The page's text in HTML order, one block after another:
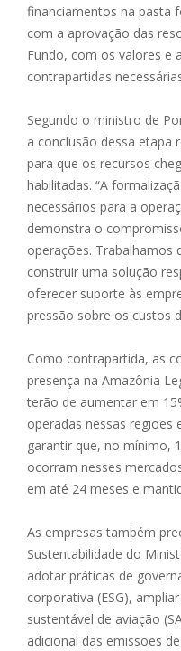
financiamentos na pasta
com a aprovação das
Fundo, com os valores e
contrapartidas
Segundo o ministro de
a conclusão dessa etapa
para que os recursos
habilitadas. “A
necessários para a
demonstra o
operações. Trabalhamos
construir uma solução
oferecer suporte às
pressão sobre os custos
Como contrapartida, as
presença na Amazônia
terão de aumentar em
operadas nessas
garantir que, no mínimo,
ocorram nesses
em até 24 meses e
As empresas também
Sustentabilidade do
adotar práticas de
corporativa (ESG),
sustentável de aviação
adicional das emissões